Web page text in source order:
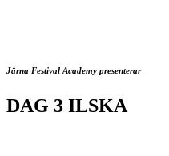
Järna Festival Academy presenterar
DAG 3 ILSKA